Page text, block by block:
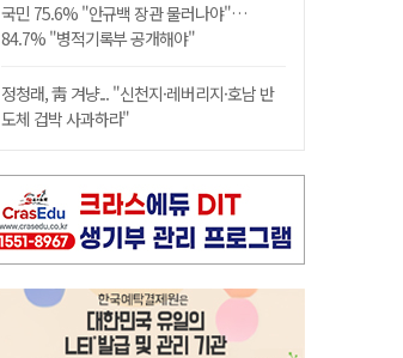
국민 75.6% "안규백 장관 물러나야"…
84.7% "병적기록부 공개해야"
정청래, 靑 겨냥... "신천지·레버리지·호남 반
도체 겁박 사과하라"